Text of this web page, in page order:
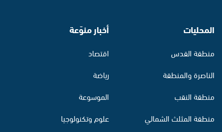
المحليات
منطقة القدس
الناصرة والمنطقة
منطقة النقب
منطقة المثلث الشمالي
أخبار منوّعة
اقتصاد
رياضة
الموسوعة
علوم وتكنولوجيا